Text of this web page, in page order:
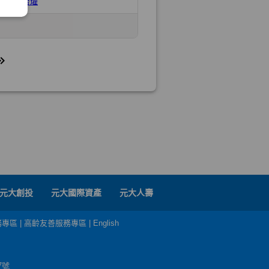
元大創投 元大國際資產 元大人壽
區 高齡友善服務專區 English
號